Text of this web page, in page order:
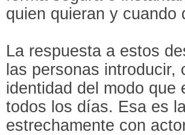
quien quieran y cuando
La respuesta a estos
las personas introducir,
identidad del modo que
todos los días. Esa es
estrechamente con